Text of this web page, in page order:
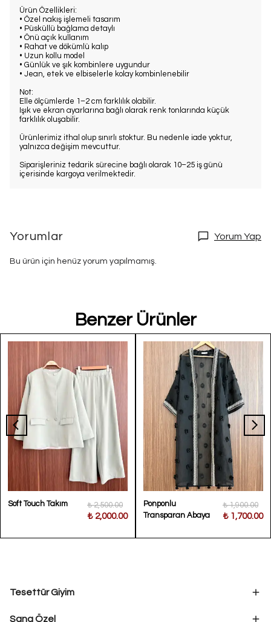
Ürün Özellikleri:
• Özel nakış işlemeli tasarım
• Püsküllü bağlama detaylı
• Önü açık kullanım
• Rahat ve dökümlü kalıp
• Uzun kollu model
• Günlük ve şık kombinlere uygundur
• Jean, etek ve elbiselerle kolay kombinlenebilir
Not:
Elle ölçümlerde 1–2 cm farklılık olabilir.
Işık ve ekran ayarlarına bağlı olarak renk tonlarında küçük
farklılık oluşabilir.
Ürünlerimiz ithal olup sınırlı stoktur. Bu nedenle iade yoktur,
yalnızca değişim mevcuttur.
Siparişleriniz tedarik sürecine bağlı olarak 10–25 iş günü
içerisinde kargoya verilmektedir.
Yorumlar Yorum Yap
Bu ürün için henüz yorum yapılmamış.
Benzer Ürünler
Soft Touch Takım ₺ 2,500.00
₺ 2,000.00
Ponponlu
Transparan Abaya
₺ 1,900.00
₺ 1,700.00
Tesettür Giyim
Sana Özel